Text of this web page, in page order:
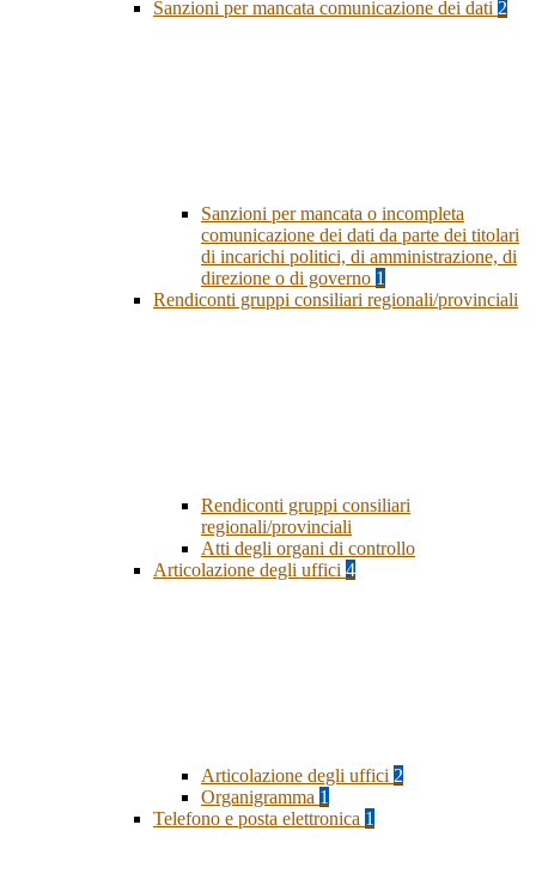
Sanzioni per mancata comunicazione dei dati 2
Sanzioni per mancata o incompleta
comunicazione dei dati da parte dei titolari
di incarichi politici, di amministrazione, di
direzione o di governo 1
Rendiconti gruppi consiliari regionali/provinciali
Rendiconti gruppi consiliari
regionali/provinciali
Atti degli organi di controllo
Articolazione degli uffici 4
Articolazione degli uffici 2
Organigramma 1
Telefono e posta elettronica 1